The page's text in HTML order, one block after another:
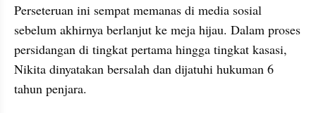
Perseteruan ini sempat memanas di media sosial
sebelum akhirnya berlanjut ke meja hijau. Dalam proses
persidangan di tingkat pertama hingga tingkat kasasi,
Nikita dinyatakan bersalah dan dijatuhi hukuman 6
tahun penjara.